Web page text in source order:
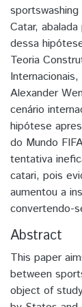
Catar,
dessa
Teoria
Alexander
cenário
hipótese
do Mundo
tentativa
catari, pois
aumentou a
convertendo-
Abstract
This paper
between
object of